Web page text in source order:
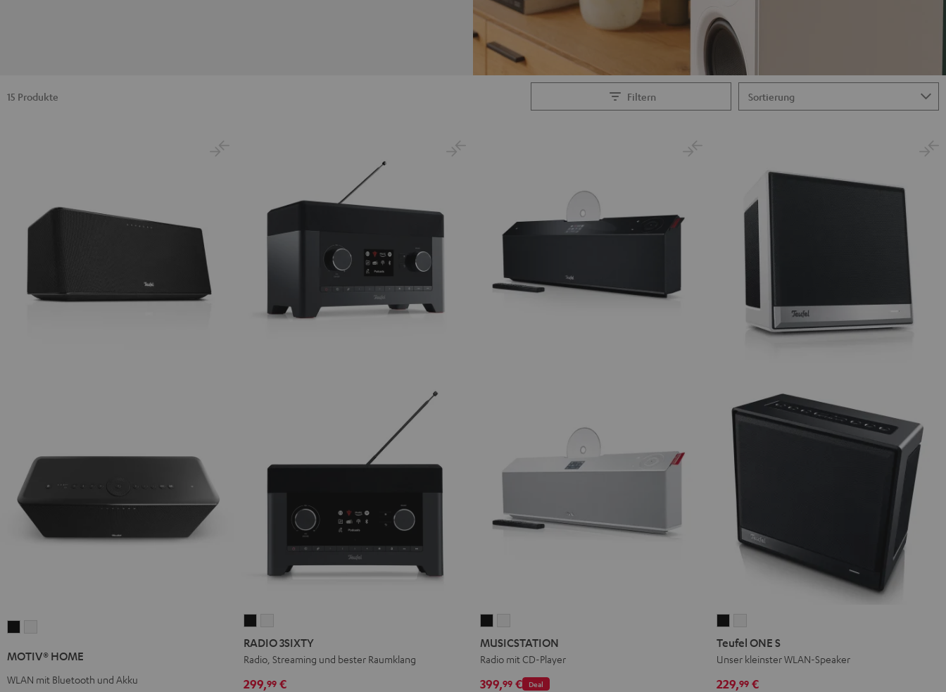
Filtern
15 Produkte
Schwarz
Weiß
MOTIV® HOME
WLAN mit Bluetooth und Akku
3SIXTY
Schwarz
3SIXTY
Weiß
RADIO 3SIXTY
Radio, Streaming und bester Raumklang
299,99 €
Schwarz
Weiß
MUSICSTATION
Radio mit CD-Player
Deal
399,99 €
ONEONE
S
Teufel ONE S
Unser kleinster WLAN-Speaker
229,99 €